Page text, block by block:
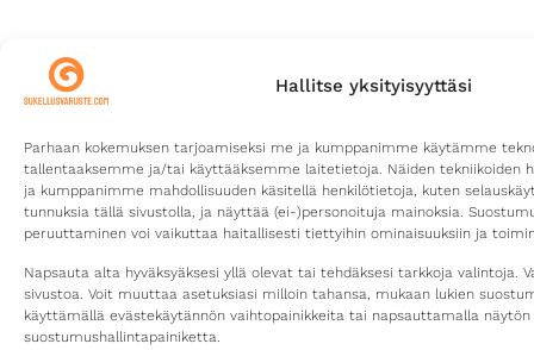
Hallitse yksityisyyttäsi
Parhaan kokemuksen tarjoamiseksi me ja kumppanimme käytämme
tallentaaksemme ja/tai käyttääksemme laitetietoja. Näiden tekniikoiden
ja kumppanimme mahdollisuuden käsitellä henkilötietoja, kuten
tunnuksia tällä sivustolla, ja näyttää (ei-)personoituja mainoksia.
peruuttaminen voi vaikuttaa haitallisesti tiettyihin ominaisuuksiin ja
Napsauta alta hyväksyäksesi yllä olevat tai tehdäksesi tarkkoja valintoja.
sivustoa. Voit muuttaa asetuksiasi milloin tahansa, mukaan lukien
käyttämällä evästekäytännön vaihtopainikkeita tai napsauttamalla näytön
suostumushallintapainiketta.